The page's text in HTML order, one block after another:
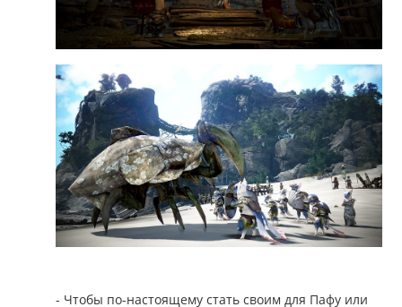
- Чтобы по-настоящему стать своим для Пафу или